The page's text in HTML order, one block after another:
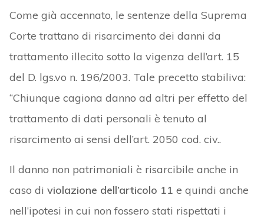
Come già accennato, le sentenze della Suprema
Corte trattano di risarcimento dei danni da
trattamento illecito sotto la vigenza dell’art. 15
del D. lgs.vo n. 196/2003. Tale precetto stabiliva:
“Chiunque cagiona danno ad altri per effetto del
trattamento di dati personali è tenuto al
risarcimento ai sensi dell’art. 2050 cod. civ..
Il danno non patrimoniali è risarcibile anche in
caso di violazione dell’articolo 11 e quindi anche
nell’ipotesi in cui non fossero stati rispettati i